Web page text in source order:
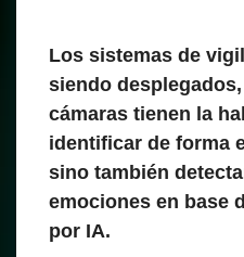
Los sistemas de
siendo
cámaras tienen la
identificar de forma
sino también
emociones en base
por IA.